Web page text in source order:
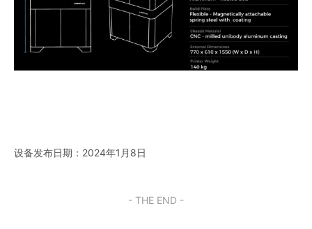
设备发布日期：2024年1月8日
- THE END -